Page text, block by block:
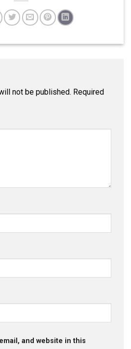
not be published. Required
and website in this